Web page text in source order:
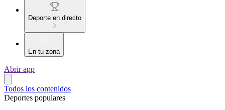
Deporte en directo
En tu zona
Abrir app
Todos los contenidos
Deportes populares